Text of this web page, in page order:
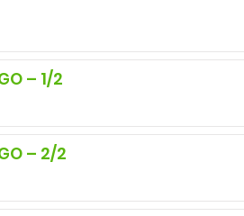
– 1/2
– 2/2